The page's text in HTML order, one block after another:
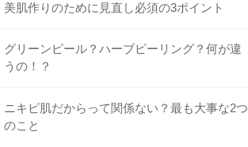
美肌作りのために見直し必須の3ポイント
グリーンピール？ハーブピーリング？何が違
うの！？
ニキビ肌だからって関係ない？最も大事な2つ
のこと